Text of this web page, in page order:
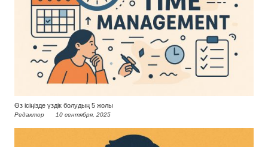
Өз ісіңізде үздік болудың 5 жолы
Редактор 10 сентября, 2025